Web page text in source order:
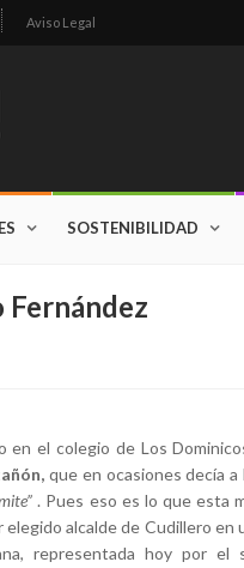
Aviso Legal
SOSTENIBILIDAD
en el colegio de Los
que en ocasiones decía
. Pues eso es lo que esta
elegido alcalde de Cudillero
representada hoy por el